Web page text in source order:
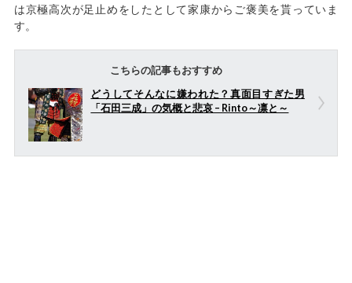
は京極高次が足止めをしたとして家康からご褒美を貰っていま
す。
こちらの記事もおすすめ
どうしてそんなに嫌われた？真面目すぎた男
「石田三成」の気概と悲哀 – Rinto～凛と～